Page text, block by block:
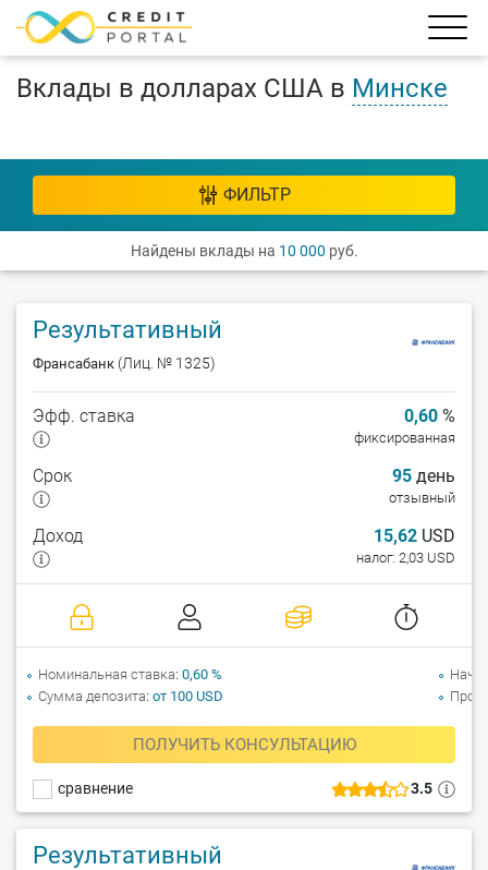
Вклады в долларах США в Минске
ФИЛЬТР
Найдены вклады на 10 000 руб.
Результативный
Франсабанк (Лиц. № 1325)
3.5
сравнение
Эфф. ставка 0,60 %
фиксированная
Срок 95 день
отзывный
Доход 15,62 USD
налог: 2,03 USD
ПОЛУЧИТЬ КОНСУЛЬТАЦИЮ
Номинальная ставка 0,60 %
Сумма депозита от 100 USD
Результативный